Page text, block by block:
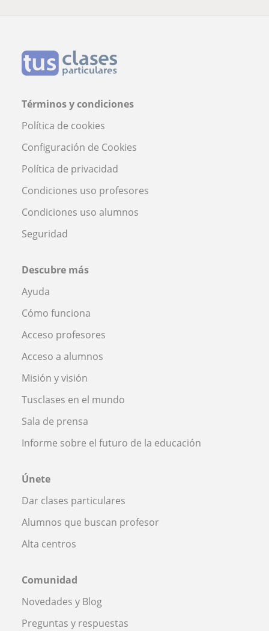
Términos y condiciones
Política de cookies
Configuración de Cookies
Política de privacidad
Condiciones uso profesores
Condiciones uso alumnos
Seguridad
Descubre más
Ayuda
Cómo funciona
Acceso profesores
Acceso a alumnos
Misión y visión
Tusclases en el mundo
Sala de prensa
Informe sobre el futuro de la educación
Únete
Dar clases particulares
Alumnos que buscan profesor
Alta centros
Comunidad
Novedades y Blog
Preguntas y respuestas